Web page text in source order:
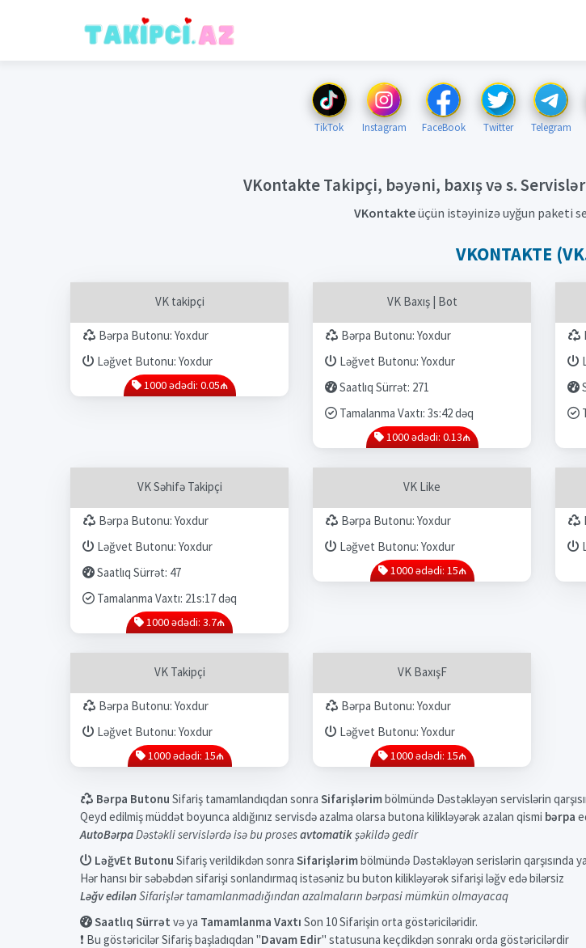
TikTok Instagram FaceBook Twitter Telegram
VKontakte Takipçi, bəyəni, baxış və s.
VKontakteüçün istəyinizə uyğun paketi
VKONTAKTE
VK takipçi
Bərpa Butonu: Yoxdur
Ləğvet Butonu: Yoxdur
1000 ədədi: 0.05₼
VK Baxış | Bot
Bərpa Butonu: Yoxdur
Ləğvet Butonu: Yoxdur
Saatlıq Sürrət: 271
Tamalanma Vaxtı: 3s:42 dəq
1000 ədədi: 0.13₼
VK Səhifə Takipçi
Bərpa Butonu: Yoxdur
Ləğvet Butonu: Yoxdur
Saatlıq Sürrət: 47
Tamalanma Vaxtı: 21s:17 dəq
1000 ədədi: 3.7₼
VK Like
Bərpa Butonu: Yoxdur
Ləğvet Butonu: Yoxdur
1000 ədədi: 15₼
VK Takipçi
Bərpa Butonu: Yoxdur
Ləğvet Butonu: Yoxdur
1000 ədədi: 15₼
VK BaxışF
Bərpa Butonu: Yoxdur
Ləğvet Butonu: Yoxdur
1000 ədədi: 15₼
Bərpa Butonu Sifariş tamamlandıqdan sonra Sifarişlərimbölmündə Dəstəkləyən servislərin
Qeyd edilmiş müddət boyunca aldığınız servisdə azalma olarsa butona kilikləyərək azalan qismi bərpa
AutoBərpaDəstəkli servislərdə isə bu prosesavtomatikşəkildə gedir
LəğvEt Butonu Sifariş verildikdən sonra Sifarişlərimbölmündə Dəstəkləyən serislərin qarşısında
Hər hansı bir səbəbdən sifarişi sonlandırmaq istəsəniz bu buton kilikləyərək sifarişi ləğv edə bilərsiz
Ləğv edilənSifarişlər tamamlanmadığından azalmaların bərpasi mümkün olmayacaq
Saatlıq Sürrət və ya Tamamlanma Vaxtı Son 10 Sifarişin orta göstəriciləridir.
❗ Bu göstəricilər Sifariş başladıqdan "Davam Edir" statusuna keçdikdən sonrakı orda göstəricilərdir